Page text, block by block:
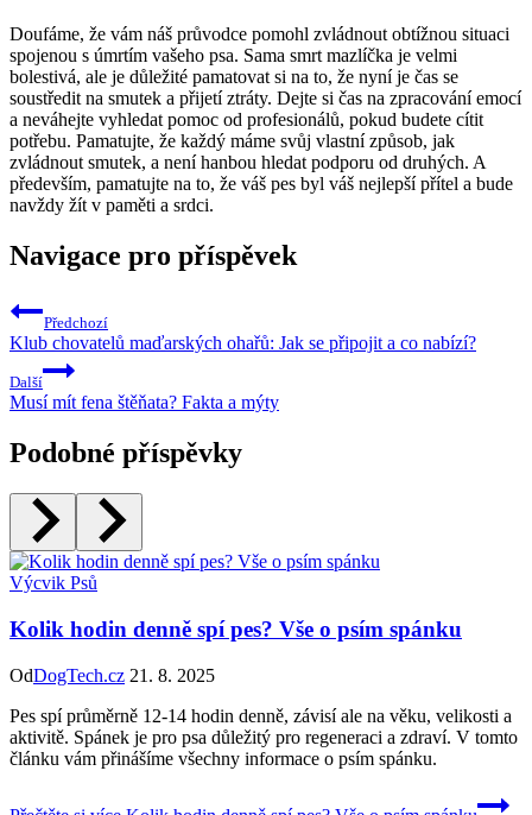
Doufáme, že vám náš průvodce pomohl zvládnout obtížnou situaci
spojenou s úmrtím vašeho psa. Sama smrt mazlíčka je velmi
bolestivá, ale je důležité pamatovat si na to, že nyní je čas se
soustředit na smutek a přijetí ztráty. Dejte si čas na zpracování emocí
a neváhejte vyhledat pomoc od profesionálů, pokud budete cítit
potřebu. Pamatujte, že každý máme svůj vlastní způsob, jak
zvládnout smutek, a není hanbou hledat podporu od druhých. A
především, pamatujte na to, že váš pes byl váš nejlepší přítel a bude
navždy žít v paměti a srdci.
Navigace pro příspěvek
Předchozí
Klub chovatelů maďarských ohařů: Jak se připojit a co nabízí?
Další
Musí mít fena štěňata? Fakta a mýty
Podobné příspěvky
Výcvik Psů
Kolik hodin denně spí pes? Vše o psím spánku
OdDogTech.cz 21. 8. 2025
Pes spí průměrně 12-14 hodin denně, závisí ale na věku, velikosti a
aktivitě. Spánek je pro psa důležitý pro regeneraci a zdraví. V tomto
článku vám přinášíme všechny informace o psím spánku.